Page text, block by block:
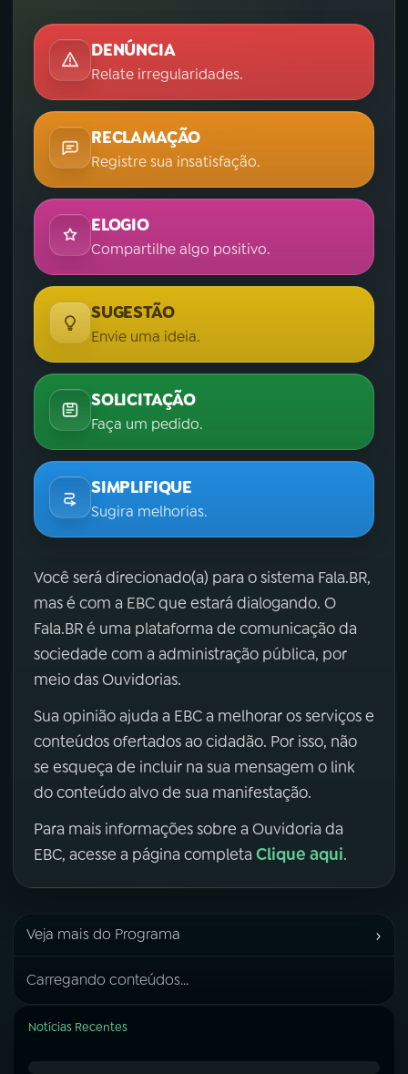
DENÚNCIA
Relate irregularidades.
RECLAMAÇÃO
Registre sua insatisfação.
ELOGIO
Compartilhe algo positivo.
SUGESTÃO
Envie uma ideia.
SOLICITAÇÃO
Faça um pedido.
SIMPLIFIQUE
Sugira melhorias.
Você será direcionado(a) para o sistema Fala.BR,
mas é com a EBC que estará dialogando. O
Fala.BR é uma plataforma de comunicação da
sociedade com a administração pública, por
meio das Ouvidorias.
Sua opinião ajuda a EBC a melhorar os serviços e
conteúdos ofertados ao cidadão. Por isso, não
se esqueça de incluir na sua mensagem o link
do conteúdo alvo de sua manifestação.
Para mais informações sobre a Ouvidoria da
EBC, acesse a página completa Clique aqui.
Veja mais do Programa ›
Carregando conteúdos...
Notícias Recentes